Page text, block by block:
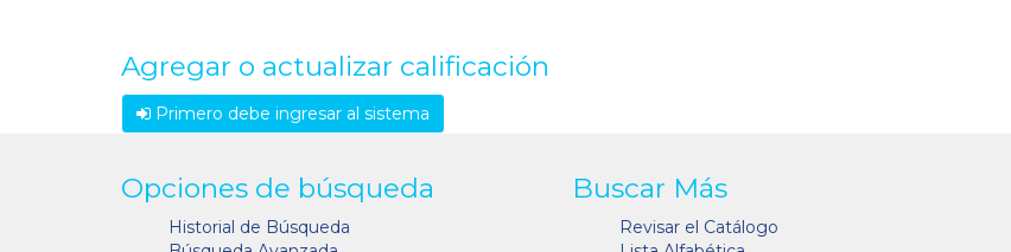
Agregar o actualizar calificación
Primero debe ingresar al sistema
Opciones de búsqueda
Historial de Búsqueda
Buscar Más
Revisar el Catálogo